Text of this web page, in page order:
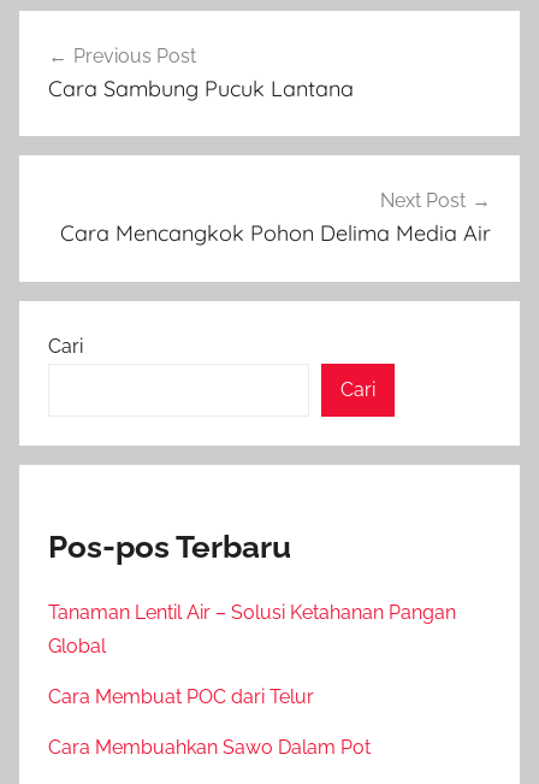
pos
Previous Post
Cara Sambung Pucuk Lantana
Next Post
Cara Mencangkok Pohon Delima Media Air
Cari
Cari
Pos-pos Terbaru
Tanaman Lentil Air – Solusi Ketahanan Pangan
Global
Cara Membuat POC dari Telur
Cara Membuahkan Sawo Dalam Pot